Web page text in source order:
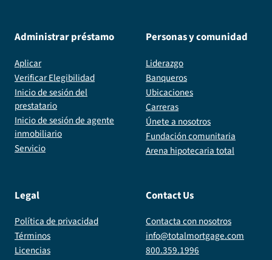
Administrar préstamo
Aplicar
Verificar Elegibilidad
Inicio de sesión del
prestatario
Inicio de sesión de agente
inmobiliario
Servicio
Personas y comunidad
Liderazgo
Banqueros
Ubicaciones
Carreras
Únete a nosotros
Fundación comunitaria
Arena hipotecaria total
Legal
Política de privacidad
Términos
Licencias
Contact Us
Contacta con nosotros
info@totalmortgage.com
800.359.1996